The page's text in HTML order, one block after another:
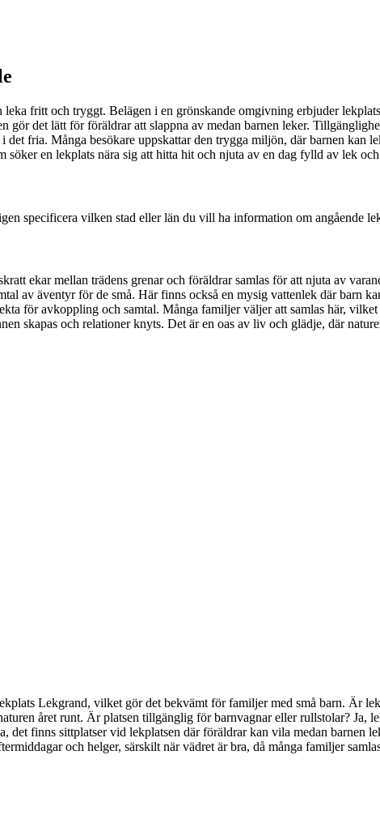
fritt och tryggt. Belägen i en grönskande omgivning erbjuder
gör det lätt för föräldrar att slappna av medan barnen leker.
fria. Många besökare uppskattar den trygga miljön, där barnen kan
en lekplats nära sig att hitta hit och njuta av en dag fylld av lek
specificera vilken stad eller län du vill ha information om angående
ekar mellan trädens grenar och föräldrar samlas för att njuta av
av äventyr för de små. Här finns också en mysig vattenlek där barn
för avkoppling och samtal. Många familjer väljer att samlas här,
skapas och relationer knyts. Det är en oas av liv och glädje, där
Lekgrand, vilket gör det bekvämt för familjer med små barn. Är
året runt. Är platsen tillgänglig för barnvagnar eller rullstolar? Ja,
det finns sittplatser vid lekplatsen där föräldrar kan vila medan barnen
och helger, särskilt när vädret är bra, då många familjer